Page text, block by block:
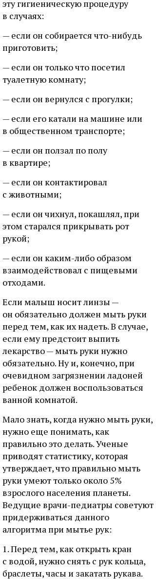
эту гигиеническую процедуру
в случаях:
— если он собирается что-нибудь
приготовить;
— если он только что посетил
туалетную комнату;
— если он вернулся с прогулки;
— если его катали на машине или
в общественном транспорте;
— если он ползал по полу
в квартире;
— если он контактировал
с животными;
— если он чихнул, покашлял, при
этом старался прикрывать рот
рукой;
— если он каким-либо образом
взаимодействовал с пищевыми
отходами.
Если малыш носит линзы —
он обязательно должен мыть руки
перед тем, как их надеть. В случае,
если ему предстоит выпить
лекарство — мыть руки нужно
обязательно. Ну и, конечно, при
очевидном загрязнении ладоней
ребенок должен воспользоваться
ванной комнатой.
Мало знать, когда нужно мыть руки,
нужно еще понимать, как
правильно это делать. Ученые
приводят статистику, которая
утверждает, что правильно мыть
руки умеют только около 5%
взрослого населения планеты.
Ведущие врачи-педиатры советуют
придерживаться данного
алгоритма при мытье рук:
1. Перед тем, как открыть кран
с водой, нужно снять с рук кольца,
браслеты, часы и закатать рукава.